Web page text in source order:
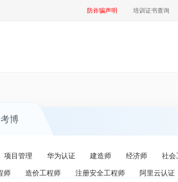
防诈骗声明 培训证书查询
博
项目管理 华为认证 建造师 经济师 社会
师 造价工程师 注册安全工程师 阿里云认证